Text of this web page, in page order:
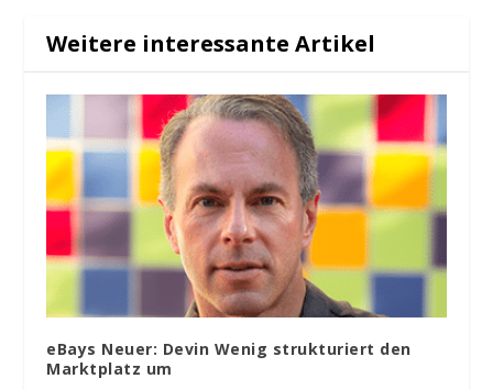
Weitere interessante Artikel
eBays Neuer: Devin Wenig strukturiert den
Marktplatz um